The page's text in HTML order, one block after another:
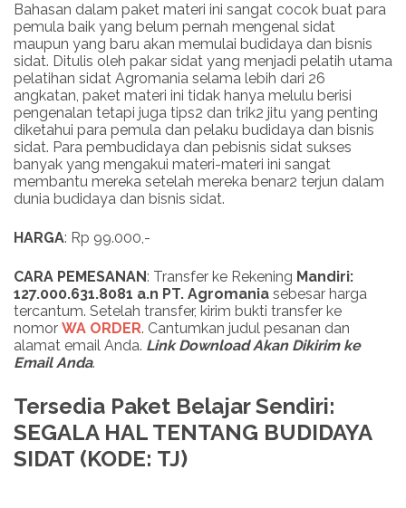
Bahasan dalam paket materi ini sangat cocok buat para
pemula baik yang belum pernah mengenal sidat
maupun yang baru akan memulai budidaya dan bisnis
sidat. Ditulis oleh pakar sidat yang menjadi pelatih utama
pelatihan sidat Agromania selama lebih dari 26
angkatan, paket materi ini tidak hanya melulu berisi
pengenalan tetapi juga tips2 dan trik2 jitu yang penting
diketahui para pemula dan pelaku budidaya dan bisnis
sidat. Para pembudidaya dan pebisnis sidat sukses
banyak yang mengakui materi-materi ini sangat
membantu mereka setelah mereka benar2 terjun dalam
dunia budidaya dan bisnis sidat.
HARGA: Rp 99.000,-
CARA PEMESANAN: Transfer ke Rekening Mandiri:
127.000.631.8081 a.n PT. Agromania sebesar harga
tercantum. Setelah transfer, kirim bukti transfer ke
nomor WA ORDER. Cantumkan judul pesanan dan
alamat email Anda. LinkDownloadAkan Dikirim ke
Email Anda.
Tersedia Paket Belajar Sendiri:
SEGALA HAL TENTANG BUDIDAYA
SIDAT (KODE: TJ)